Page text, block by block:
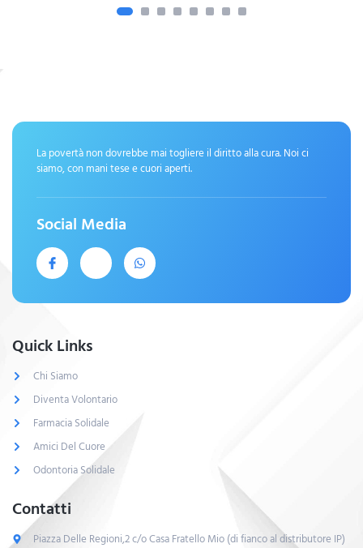
La povertà non dovrebbe mai togliere il diritto alla cura. Noi ci
siamo, con mani tese e cuori aperti.
Social Media
Quick Links
Chi Siamo
Diventa Volontario
Farmacia Solidale
Amici Del Cuore
Odontoria Solidale
Contatti
Piazza Delle Regioni,2 c/o Casa Fratello Mio (di fianco al distributore IP)